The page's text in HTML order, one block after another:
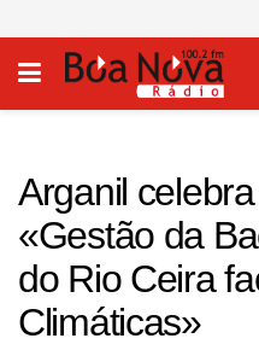
Arganil
«Gestão da
do Rio Ceira
Climáticas»